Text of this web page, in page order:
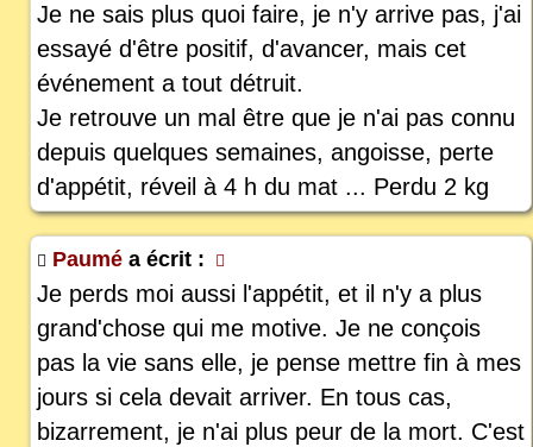
Je ne sais plus quoi faire, je n'y arrive pas, j'ai
essayé d'être positif, d'avancer, mais cet
événement a tout détruit.
Je retrouve un mal être que je n'ai pas connu
depuis quelques semaines, angoisse, perte
d'appétit, réveil à 4 h du mat ... Perdu 2 kg
Paumé a écrit :
Je perds moi aussi l'appétit, et il n'y a plus
grand'chose qui me motive. Je ne conçois
pas la vie sans elle, je pense mettre fin à mes
jours si cela devait arriver. En tous cas,
bizarrement, je n'ai plus peur de la mort. C'est